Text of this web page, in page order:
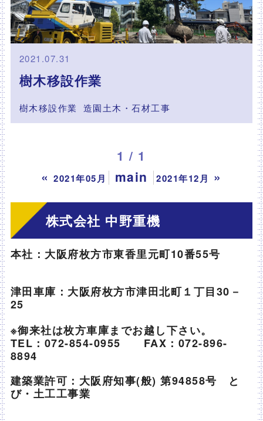
樹木移設作業
2021.07.31
樹木移設作業 造園土木・石材工事
1 / 1
«2021年05月 main 2021年12月 »
株式会社 中野重機
本社：大阪府枚方市東香里元町10番55号
津田車庫：大阪府枚方市津田北町１丁目30－
25
※御来社は枚方車庫までお越し下さい。
TEL：072-854-0955 FAX：072-896-
8894
建築業許可：大阪府知事(般) 第94858号 と
び・土工工事業